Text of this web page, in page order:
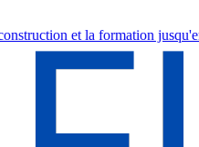
2030.●Asecna Gabon : Nadine